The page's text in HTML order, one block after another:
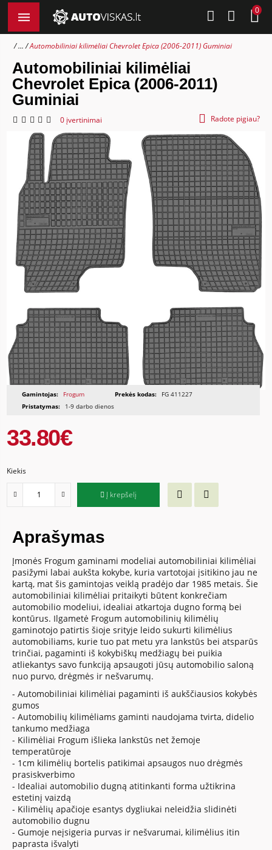
0
... Automobiliniai kilimėliai Chevrolet Epica (2006-2011) Guminiai
Automobiliniai kilimėliai
Chevrolet Epica (2006-2011)
Guminiai
0 įvertinimai Radote pigiau?
Gamintojas: Frogum Prekės kodas:
FG 411227
Pristatymas:
1-9 darbo dienos
33.80€
Kiekis
Į krepšelį
Aprašymas
Įmonės Frogum gaminami modeliai automobiliniai kilimėliai
pasižymi labai aukšta kokybe, kuria vartotojai įsitikino jau ne
kartą, mat šis gamintojas veiklą pradėjo dar 1985 metais. Šie
automobiliniai kilimėliai pritaikyti būtent konkrečiam
automobilio modeliui, idealiai atkartoja dugno formą bei
kontūrus. Ilgametė Frogum automobilinių kilimėlių
gaminotojo patirtis šioje srityje leido sukurti kilimėlius
automobiliams, kurie tuo pat metu yra lankstūs bei atsparūs
trinčiai, pagaminti iš kokybiškų medžiagų bei puikia
atliekantys savo funkciją apsaugoti jūsų automobilio saloną
nuo purvo, drėgmės ir nešvarumų.
- Automobiliniai kilimėliai pagaminti iš aukščiausios kokybės
gumos
- Automobilių kilimėliams gaminti naudojama tvirta, didelio
tankumo medžiaga
- Kilimėliai Frogum išlieka lankstūs net žemoje
temperatūroje
- 1cm kilimėlių bortelis patikimai apsaugos nuo drėgmės
prasiskverbimo
- Idealiai automobilio dugną atitinkanti forma užtikrina
estetinį vaizdą
- Kilimėlių apačioje esantys dygliukai neleidžia slidinėti
automobilio dugnu
- Gumoje neįsigeria purvas ir nešvarumai, kilimėlius itin
paprasta išvalyti